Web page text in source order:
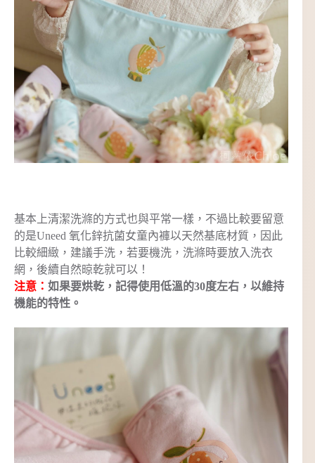
基本上清潔洗滌的方式也與平常一樣，不過比較要留意
的是Uneed 氧化鋅抗菌女童內褲以天然基底材質，因此
比較細緻，建議手洗，若要機洗，洗滌時要放入洗衣
網，後續自然晾乾就可以！
注意： 如果要烘乾，記得使用低溫的30度左右，以維持
機能的特性。